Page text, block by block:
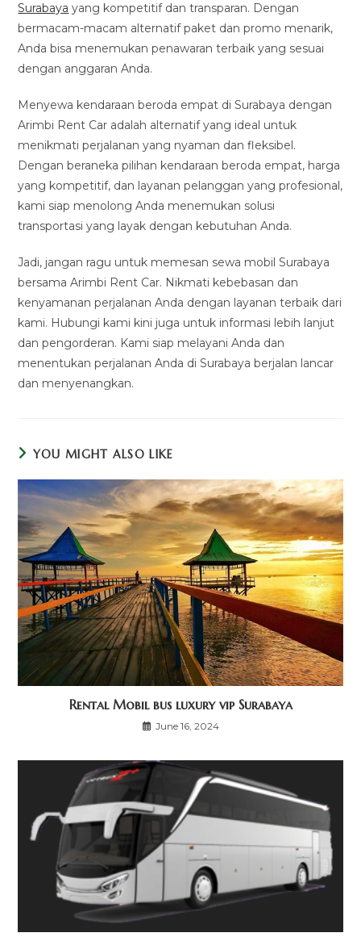
Surabaya yang kompetitif dan transparan. Dengan
bermacam-macam alternatif paket dan promo menarik,
Anda bisa menemukan penawaran terbaik yang sesuai
dengan anggaran Anda.
Menyewa kendaraan beroda empat di Surabaya dengan
Arimbi Rent Car adalah alternatif yang ideal untuk
menikmati perjalanan yang nyaman dan fleksibel.
Dengan beraneka pilihan kendaraan beroda empat, harga
yang kompetitif, dan layanan pelanggan yang profesional,
kami siap menolong Anda menemukan solusi
transportasi yang layak dengan kebutuhan Anda.
Jadi, jangan ragu untuk memesan sewa mobil Surabaya
bersama Arimbi Rent Car. Nikmati kebebasan dan
kenyamanan perjalanan Anda dengan layanan terbaik dari
kami. Hubungi kami kini juga untuk informasi lebih lanjut
dan pengorderan. Kami siap melayani Anda dan
menentukan perjalanan Anda di Surabaya berjalan lancar
dan menyenangkan.
YOU MIGHT ALSO LIKE
Rental Mobil bus luxury vip Surabaya
June 16, 2024